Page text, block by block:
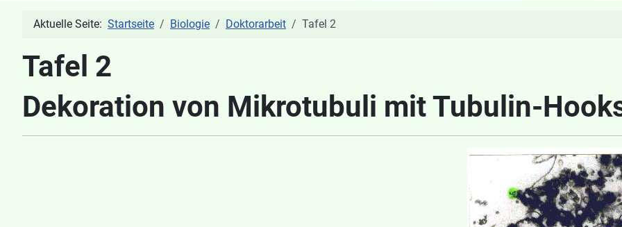
Aktuelle Seite: Startseite Biologie Doktorarbeit Tafel 2
Tafel 2
Dekoration von Mikrotubuli mit Tubulin-